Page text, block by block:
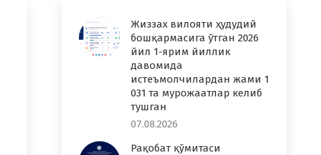
Жиззах вилояти ҳудудий
бошқармасига ўтган 2026
йил 1-ярим йиллик
давомида
истеъмолчилардан жами 1
031 та мурожаатлар келиб
тушган
07.08.2026
Рақобат қўмитаси